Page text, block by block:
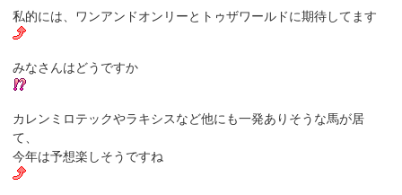
私的には、ワンアンドオンリーとトゥザワールドに期待してます
みなさんはどうですか
カレンミロテックやラキシスなど他にも一発ありそうな馬が居
て、
今年は予想楽しそうですね